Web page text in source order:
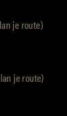
je route)
je route)